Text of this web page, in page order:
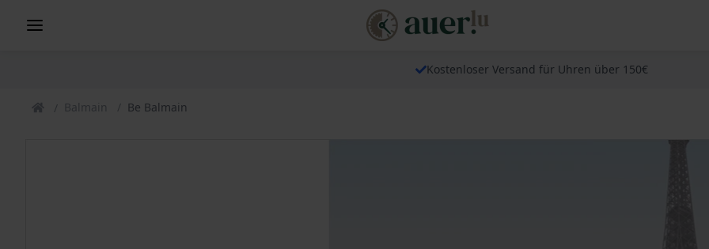
Kostenloser Versand für Uhren über 150€
Balmain Be Balmain